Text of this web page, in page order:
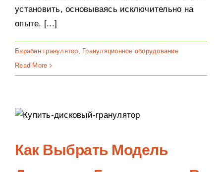
установить, основываясь исключительно на
опыте. [...]
Барабан гранулятор, Грануляционное оборудование
Read More
Как Выбрать Модель